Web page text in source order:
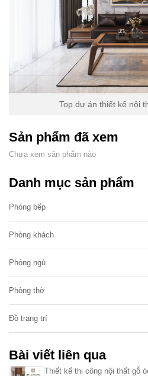
Top dự án thiết kế nội
Sản phẩm đã xem
Chưa xem sản phẩm nào
Danh mục sản phẩm
Phòng bếp
Phòng khách
Phòng ngủ
Phòng thờ
Đồ trang trí
Bài viết liên qua
Thiết kế thi công nội thất gỗ